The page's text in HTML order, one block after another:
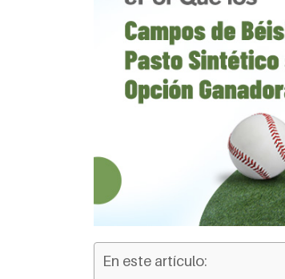
En este artículo: